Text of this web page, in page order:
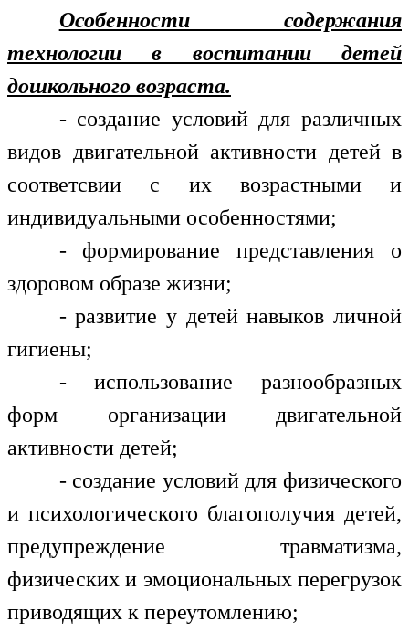
Особенности содержания
технологии в воспитании детей
дошкольного возраста.
- создание условий для различных
видов двигательной активности детей в
соответсвии с их возрастными и
индивидуальными особенностями;
- формирование представления о
здоровом образе жизни;
- развитие у детей навыков личной
гигиены;
- использование разнообразных
форм организации двигательной
активности детей;
- создание условий для физического
и психологического благополучия детей,
предупреждение травматизма,
физических и эмоциональных перегрузок
приводящих к переутомлению;